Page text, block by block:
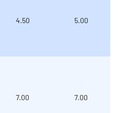
4.50 5.00
7.00 7.00